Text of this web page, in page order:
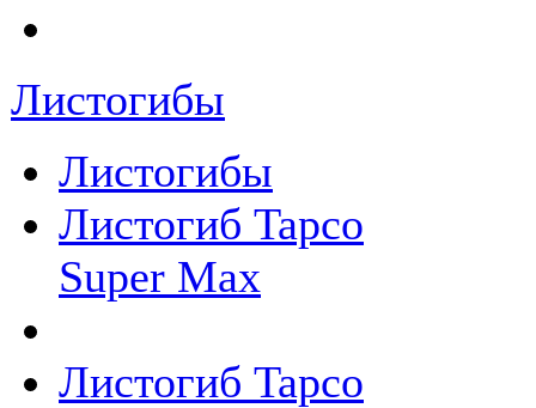
Листогибы
Листогибы
Листогиб Tapco
Super Max
Листогиб Tapco